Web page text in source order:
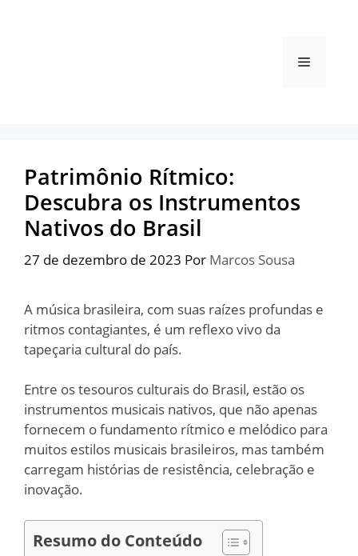
Menu
Patrimônio Rítmico:
Descubra os Instrumentos
Nativos do Brasil
27 de dezembro de 2023 Por Marcos Sousa
A música brasileira, com suas raízes profundas e
ritmos contagiantes, é um reflexo vivo da
tapeçaria cultural do país.
Entre os tesouros culturais do Brasil, estão os
instrumentos musicais nativos, que não apenas
fornecem o fundamento rítmico e melódico para
muitos estilos musicais brasileiros, mas também
carregam histórias de resistência, celebração e
inovação.
Resumo do Conteúdo